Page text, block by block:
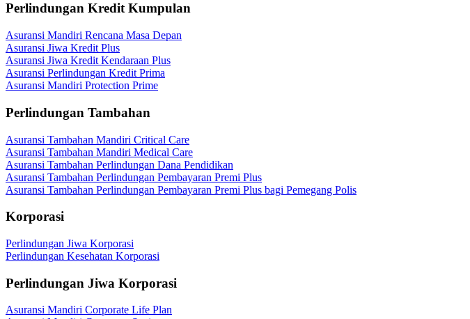
Perlindungan Kredit Kumpulan
Asuransi Mandiri Rencana Masa Depan
Asuransi Jiwa Kredit Plus
Asuransi Jiwa Kredit Kendaraan Plus
Asuransi Perlindungan Kredit Prima
Asuransi Mandiri Protection Prime
Perlindungan Tambahan
Asuransi Tambahan Mandiri Critical Care
Asuransi Tambahan Mandiri Medical Care
Asuransi Tambahan Perlindungan Dana Pendidikan
Asuransi Tambahan Perlindungan Pembayaran Premi Plus
Asuransi Tambahan Perlindungan Pembayaran Premi Plus bagi Pemegang Polis
Korporasi
Perlindungan Jiwa Korporasi
Perlindungan Kesehatan Korporasi
Perlindungan Jiwa Korporasi
Asuransi Mandiri Corporate Life Plan